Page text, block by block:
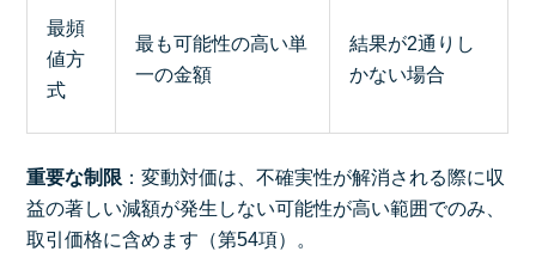
最頻
値方
式
最も可能性の高い単
一の金額
結果が2通りし
かない場合
重要な制限 ：変動対価は、不確実性が解消される際に収
益の著しい減額が発生しない可能性が高い範囲でのみ、
取引価格に含めます（第54項）。